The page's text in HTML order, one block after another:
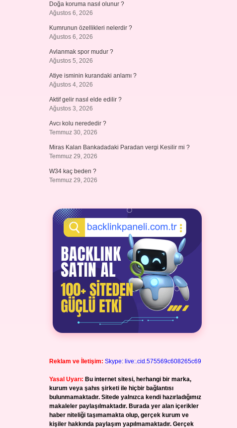
Doğa koruma nasıl olunur ?
Ağustos 6, 2026
Kumrunun özellikleri nelerdir ?
Ağustos 6, 2026
Avlanmak spor mudur ?
Ağustos 5, 2026
Atiye isminin kurandaki anlamı ?
Ağustos 4, 2026
Aktif gelir nasıl elde edilir ?
Ağustos 3, 2026
Avcı kolu nerededir ?
Temmuz 30, 2026
Miras Kalan Bankadadaki Paradan vergi Kesilir mi ?
Temmuz 29, 2026
W34 kaç beden ?
Temmuz 29, 2026
Reklam ve İletişim: Skype: live:.cid.575569c608265c69
Yasal Uyarı: Bu internet sitesi, herhangi bir marka,
kurum veya şahıs şirketi ile hiçbir bağlantısı
bulunmamaktadır. Sitede yalnızca kendi hazırladığımız
makaleler paylaşılmaktadır. Burada yer alan içerikler
haber niteliği taşımamakta olup, gerçek kurum ve
kişiler hakkında paylaşım yapılmamaktadır. Gerçek